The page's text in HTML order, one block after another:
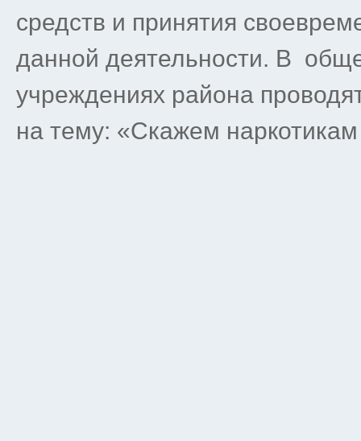
средств и принятия
данной деятельности. В
учреждениях района
на тему: «Скажем